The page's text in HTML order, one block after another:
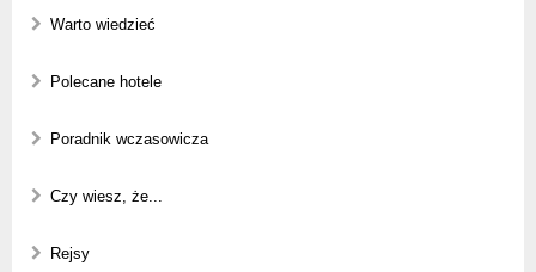
Warto wiedzieć
Polecane hotele
Poradnik wczasowicza
Czy wiesz, że...
Rejsy